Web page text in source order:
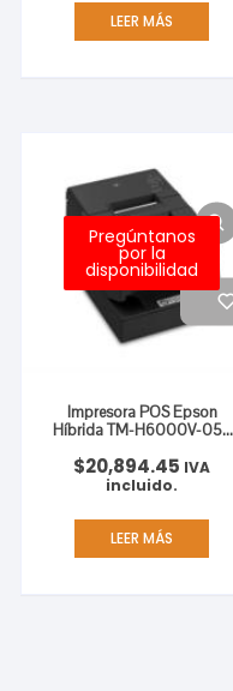
LEER MÁS
Pregúntanos
por la
disponibilidad
Impresora POS Epson
Híbrida TM-H6000V-054
$20,894.45 IVA
incluido.
LEER MÁS